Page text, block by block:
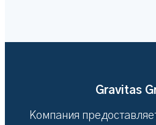
Gravitas
Компания